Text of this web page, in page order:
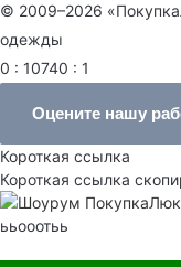
© 2009–2026
одежды
0 : 10740 : 1
Оцените нашу
Короткая ссылка
Короткая ссылка
ььооотьь